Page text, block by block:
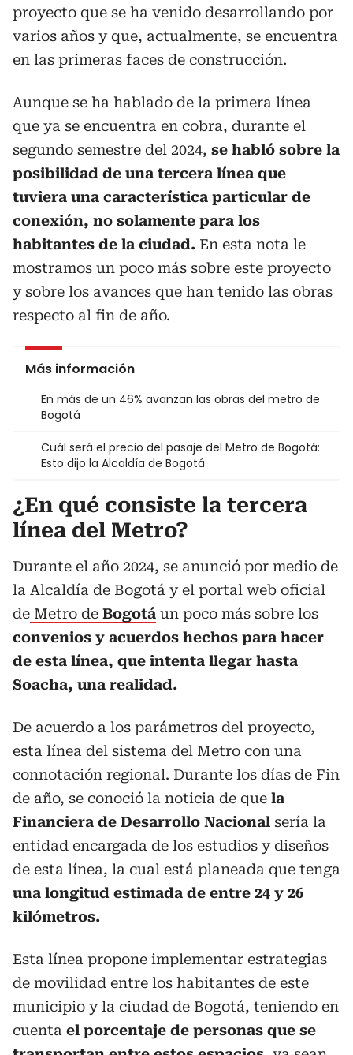
proyecto que se ha venido desarrollando por
varios años y que, actualmente, se encuentra
en las primeras faces de construcción.
Aunque se ha hablado de la primera línea
que ya se encuentra en cobra, durante el
segundo semestre del 2024, se habló sobre la
posibilidad de una tercera línea que
tuviera una característica particular de
conexión, no solamente para los
habitantes de la ciudad. En esta nota le
mostramos un poco más sobre este proyecto
y sobre los avances que han tenido las obras
respecto al fin de año.
Más información
En más de un 46% avanzan las obras del metro de
Bogotá
Cuál será el precio del pasaje del Metro de Bogotá:
Esto dijo la Alcaldía de Bogotá
¿En qué consiste la tercera
línea del Metro?
Durante el año 2024, se anunció por medio de
la Alcaldía de Bogotá y el portal web oficial
de Metro de Bogotá un poco más sobre los
convenios y acuerdos hechos para hacer
de esta línea, que intenta llegar hasta
Soacha, una realidad.
De acuerdo a los parámetros del proyecto,
esta línea del sistema del Metro con una
connotación regional. Durante los días de Fin
de año, se conoció la noticia de que la
Financiera de Desarrollo Nacional sería la
entidad encargada de los estudios y diseños
de esta línea, la cual está planeada que tenga
una longitud estimada de entre 24 y 26
kilómetros.
Esta línea propone implementar estrategias
de movilidad entre los habitantes de este
municipio y la ciudad de Bogotá, teniendo en
cuenta el porcentaje de personas que se